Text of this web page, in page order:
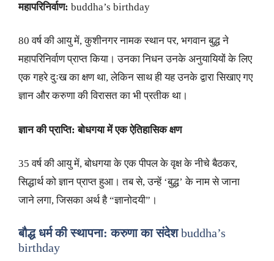
महापरिनिर्वाण: buddha’s birthday
80 वर्ष की आयु में, कुशीनगर नामक स्थान पर, भगवान बुद्ध ने
महापरिनिर्वाण प्राप्त किया। उनका निधन उनके अनुयायियों के लिए
एक गहरे दुःख का क्षण था, लेकिन साथ ही यह उनके द्वारा सिखाए गए
ज्ञान और करुणा की विरासत का भी प्रतीक था।
ज्ञान की प्राप्ति: बोधगया में एक ऐतिहासिक क्षण
35 वर्ष की आयु में, बोधगया के एक पीपल के वृक्ष के नीचे बैठकर,
सिद्धार्थ को ज्ञान प्राप्त हुआ। तब से, उन्हें ‘बुद्ध’ के नाम से जाना
जाने लगा, जिसका अर्थ है “ज्ञानोदयी”।
बौद्ध धर्म की स्थापना: करुणा का संदेशbuddha’s
birthday